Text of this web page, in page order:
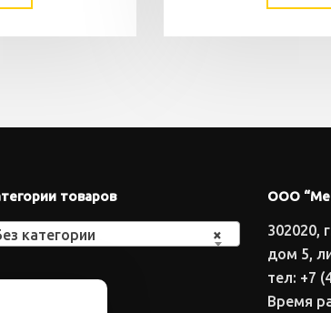
товаров
×
категории
ООО
302020,
дом 5,
тел: +7
Время